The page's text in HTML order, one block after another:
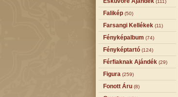
(111)
Falikép (50)
Farsangi Kellékek (11)
Fényképalbum (74)
Fényképtartó (124)
Férfiaknak Ajándék (29)
Figura (259)
Fonott Áru (8)